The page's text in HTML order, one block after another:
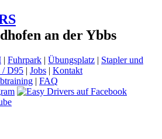
an der Ybbs
| Fuhrpark | Übungsplatz | Stapler und
/ D95 | Jobs | Kontakt
| FAQ